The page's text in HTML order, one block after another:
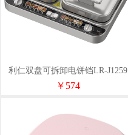
利仁双盘可拆卸电饼铛LR-J1259
￥574